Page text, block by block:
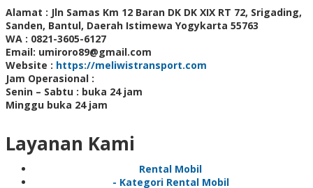
Alamat : Jln Samas Km 12 Baran DK DK XIX RT 72, Srigading,
Sanden, Bantul, Daerah Istimewa Yogykarta 55763
WA : 0821-3605-6127
Email: umiroro89@gmail.com
Website : https://meliwistransport.com
Jam Operasional :
Senin – Sabtu : buka 24 jam
Minggu buka 24 jam
Layanan Kami
Rental Mobil
- Kategori Rental Mobil